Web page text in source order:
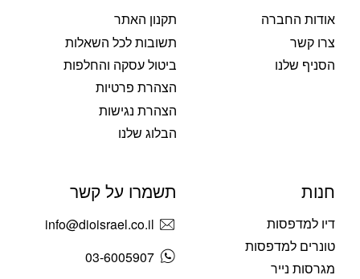
אודות החברה
צרו קשר
הסניף שלנו
תקנון האתר
תשובות לכל השאלות
ביטול עסקה והחלפות
הצהרת פרטיות
הצהרת נגישות
הבלוג שלנו
חנות
דיו למדפסות
טונרים למדפסות
מגרסות נייר
תשמרו על קשר
info@dioisrael.co.il
03-6005907